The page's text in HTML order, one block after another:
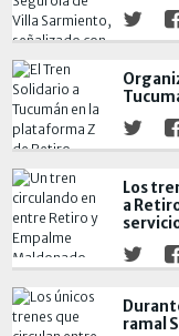
Los
a
ramal